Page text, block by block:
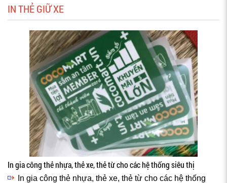
IN THẺ GIỮ XE
In gia công thẻ nhựa, thẻ xe, thẻ từ cho các hệ thống siêu thị
In gia công thẻ nhựa, thẻ xe, thẻ từ cho các hệ thống